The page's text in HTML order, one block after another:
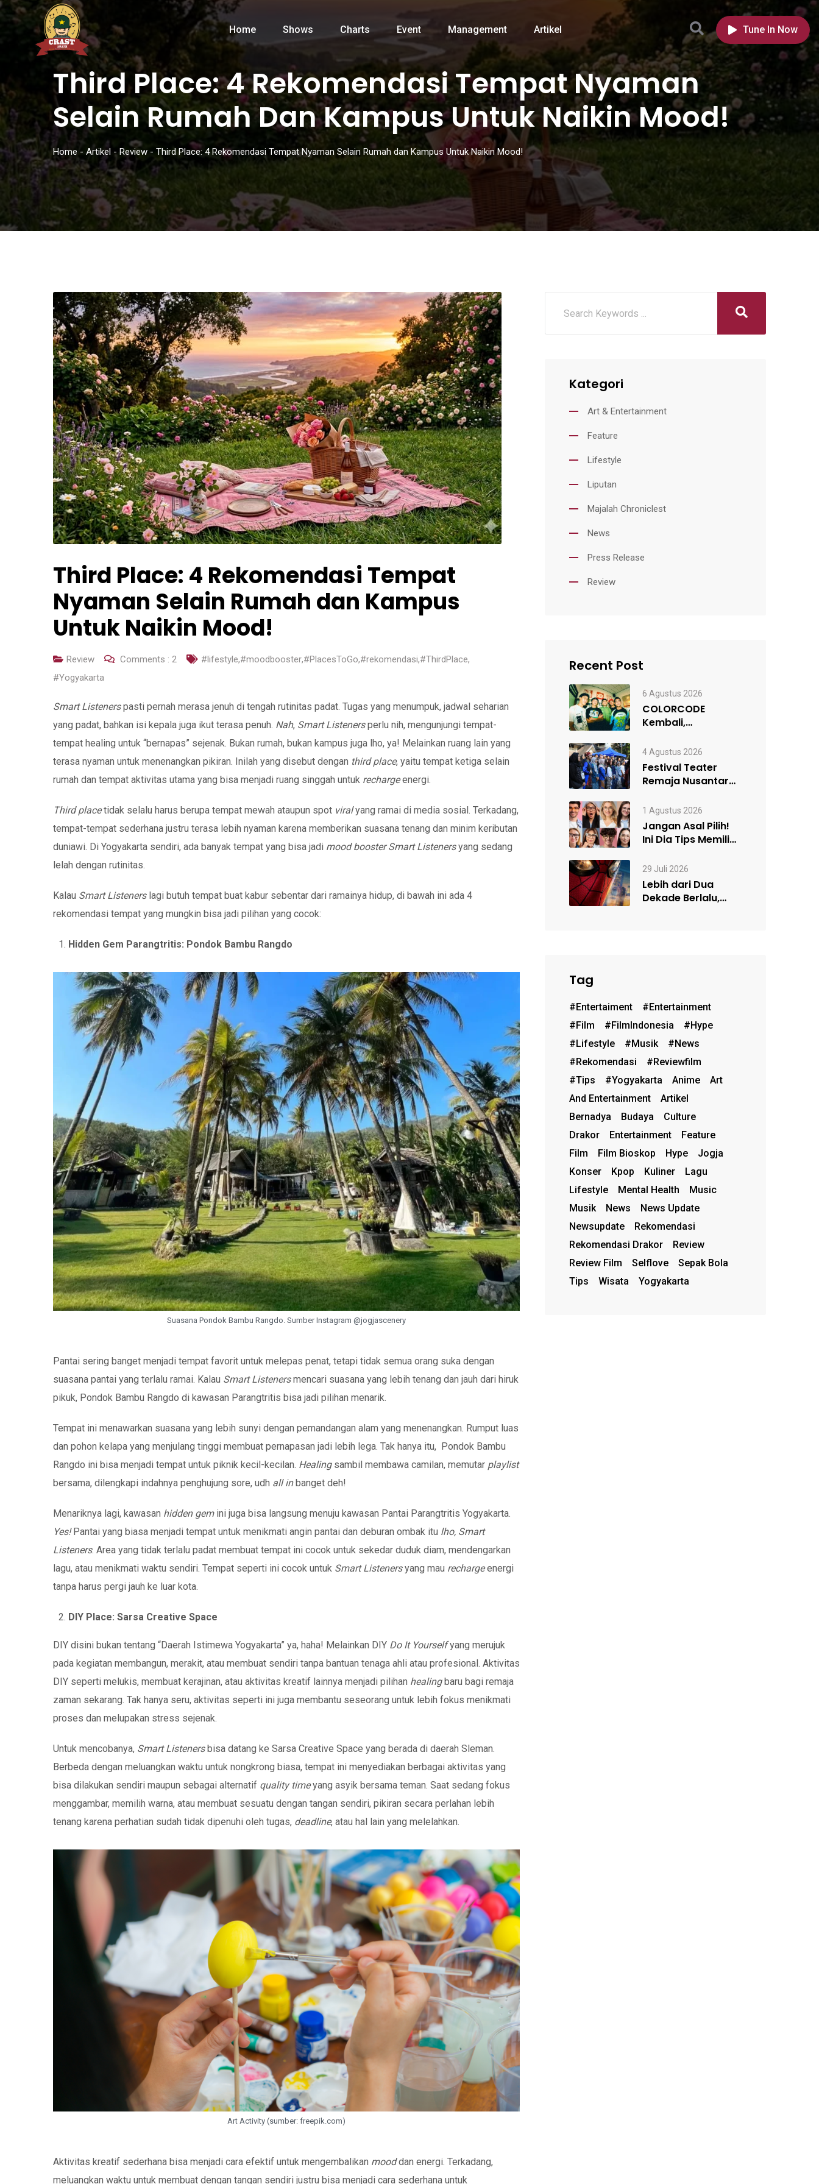
Home Shows Charts Event Management Artikel Tune In Now
Third Place: 4 Rekomendasi Tempat Nyaman
Selain Rumah Dan Kampus Untuk Naikin Mood!
Home - Artikel - Review - Third Place: 4 Rekomendasi Tempat Nyaman Selain Rumah dan Kampus Untuk Naikin Mood!
Third Place: 4 Rekomendasi Tempat
Nyaman Selain Rumah dan Kampus
Untuk Naikin Mood!
Review Comments : 2 #lifestyle,#moodbooster,#PlacesToGo,#rekomendasi,#ThirdPlace,
#Yogyakarta
Smart Listenerspasti pernah merasa jenuh di tengah rutinitas padat. Tugas yang menumpuk, jadwal seharian
yang padat, bahkan isi kepala juga ikut terasa penuh. Nah, Smart Listenersperlu nih, mengunjungi tempat-
tempat healing untuk “bernapas” sejenak. Bukan rumah, bukan kampus juga lho, ya! Melainkan ruang lain yang
terasa nyaman untuk menenangkan pikiran. Inilah yang disebut dengan third place, yaitu tempat ketiga selain
rumah dan tempat aktivitas utama yang bisa menjadi ruang singgah untuk rechargeenergi.
Third placetidak selalu harus berupa tempat mewah ataupun spot viralyang ramai di media sosial. Terkadang,
tempat-tempat sederhana justru terasa lebih nyaman karena memberikan suasana tenang dan minim keributan
duniawi. Di Yogyakarta sendiri, ada banyak tempat yang bisa jadi mood booster Smart Listenersyang sedang
lelah dengan rutinitas.
Kalau Smart Listenerslagi butuh tempat buat kabur sebentar dari ramainya hidup, di bawah ini ada 4
rekomendasi tempat yang mungkin bisa jadi pilihan yang cocok:
Hidden Gem Parangtritis: Pondok Bambu Rangdo
Suasana Pondok Bambu Rangdo. Sumber Instagram @jogjascenery
Pantai sering banget menjadi tempat favorit untuk melepas penat, tetapi tidak semua orang suka dengan
suasana pantai yang terlalu ramai. Kalau Smart Listenersmencari suasana yang lebih tenang dan jauh dari hiruk
pikuk, Pondok Bambu Rangdo di kawasan Parangtritis bisa jadi pilihan menarik.
Tempat ini menawarkan suasana yang lebih sunyi dengan pemandangan alam yang menenangkan. Rumput luas
dan pohon kelapa yang menjulang tinggi membuat pernapasan jadi lebih lega. Tak hanya itu, Pondok Bambu
Rangdo ini bisa menjadi tempat untuk piknik kecil-kecilan. Healing sambil membawa camilan, memutar playlist
bersama, dilengkapi indahnya penghujung sore, udh all inbanget deh!
Menariknya lagi, kawasan hidden gemini juga bisa langsung menuju kawasan Pantai Parangtritis Yogyakarta.
Yes!Pantai yang biasa menjadi tempat untuk menikmati angin pantai dan deburan ombak itu lho, Smart
Listeners. Area yang tidak terlalu padat membuat tempat ini cocok untuk sekedar duduk diam, mendengarkan
lagu, atau menikmati waktu sendiri. Tempat seperti ini cocok untuk Smart Listenersyang mau rechargeenergi
tanpa harus pergi jauh ke luar kota.
DIY Place: Sarsa Creative Space
DIY disini bukan tentang “Daerah Istimewa Yogyakarta” ya, haha! Melainkan DIY Do It Yourselfyang merujuk
pada kegiatan membangun, merakit, atau membuat sendiri tanpa bantuan tenaga ahli atau profesional. Aktivitas
DIY seperti melukis, membuat kerajinan, atau aktivitas kreatif lainnya menjadi pilihan healingbaru bagi remaja
zaman sekarang. Tak hanya seru, aktivitas seperti ini juga membantu seseorang untuk lebih fokus menikmati
proses dan melupakan stress sejenak.
Untuk mencobanya, Smart Listenersbisa datang ke Sarsa Creative Space yang berada di daerah Sleman.
Berbeda dengan meluangkan waktu untuk nongkrong biasa, tempat ini menyediakan berbagai aktivitas yang
bisa dilakukan sendiri maupun sebagai alternatif quality timeyang asyik bersama teman. Saat sedang fokus
menggambar, memilih warna, atau membuat sesuatu dengan tangan sendiri, pikiran secara perlahan lebih
tenang karena perhatian sudah tidak dipenuhi oleh tugas, deadline, atau hal lain yang melelahkan.
Art Activity (sumber: freepik.com)
Aktivitas kreatif sederhana bisa menjadi cara efektif untuk mengembalikan mooddan energi. Terkadang,
meluangkan waktu untuk membuat dengan tangan sendiri justru bisa menjadi cara sederhana untuk
Kategori
Art & Entertainment
Feature
Lifestyle
Liputan
Majalah Chroniclest
News
Press Release
Review
Recent Post
6 Agustus 2026
COLORCODE
Kembali,
Menuju Constant
Change
4 Agustus 2026
Festival Teater
Remaja Nusantara
Satukan Kelompok
Teater…
1 Agustus 2026
Jangan Asal Pilih!
Ini Dia Tips Memilih
Sesuai…
29 Juli 2026
Lebih dari Dua
Dekade Berlalu,
Tag
#entertaiment
#entertainment
#film
#FilmIndonesia
#hype
#lifestyle
#musik
#News
#rekomendasi
#reviewfilm
#Tips
#Yogyakarta Anime
Art
And Entertainment
Artikel
Bernadya
Budaya
Culture
Drakor
Entertainment
Feature
Film
Film Bioskop Hype
Jogja
Konser
Kpop Kuliner
Lagu
Lifestyle
Mental Health
Music
Musik
News
News Update
Newsupdate
Rekomendasi
Rekomendasi Drakor
Review
Review Film
Selflove
Sepak Bola
Tips
Wisata Yogyakarta